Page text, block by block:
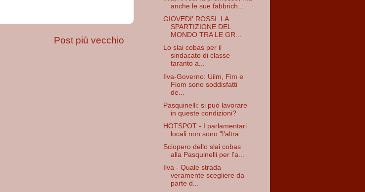
Post più vecchio
anche le sue fabbrich...
GIOVEDI' ROSSI: LA
SPARTIZIONE DEL
MONDO TRA LE GR...
Lo slai cobas per il
sindacato di classe
taranto a...
Ilva-Governo: Uilm, Fim e
Fiom sono soddisfatti
de...
Pasquinelli: si può lavorare
in queste condizioni?
HOTSPOT - I parlamentari
locali non sono "l'altra ...
Sciopero dello slai cobas
alla Pasquinelli per l'a...
Ilva - Quale strada
veramente scegliere da
parte d...